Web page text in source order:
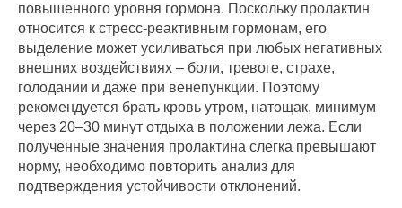
повышенного уровня гормона. Поскольку пролактин
относится к стресс-реактивным гормонам, его
выделение может усиливаться при любых негативных
внешних воздействиях – боли, тревоге, страхе,
голодании и даже при венепункции. Поэтому
рекомендуется брать кровь утром, натощак, минимум
через 20–30 минут отдыха в положении лежа. Если
полученные значения пролактина слегка превышают
норму, необходимо повторить анализ для
подтверждения устойчивости отклонений.